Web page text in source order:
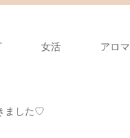
女活 アロマ
ました♡